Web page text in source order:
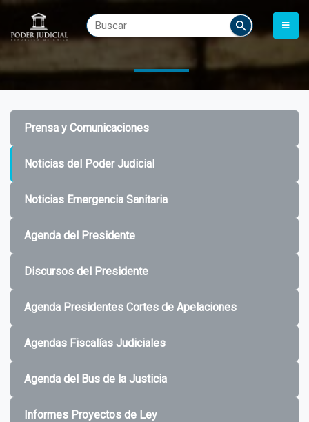
Prensa y Comunicaciones
Noticias del Poder Judicial
Noticias Emergencia Sanitaria
Agenda del Presidente
Discursos del Presidente
Agenda Presidentes Cortes de Apelaciones
Agendas Fiscalías Judiciales
Agenda del Bus de la Justicia
Informes Proyectos de Ley